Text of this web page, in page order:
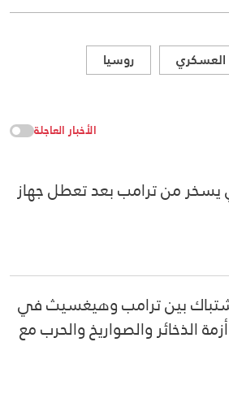
العسكري روسيا
الأخبار العاجلة
يسخر من ترامب بعد تعطل جهاز
بين ترامب وهيغسيث في
الذخائر والصواريخ والحرب مع